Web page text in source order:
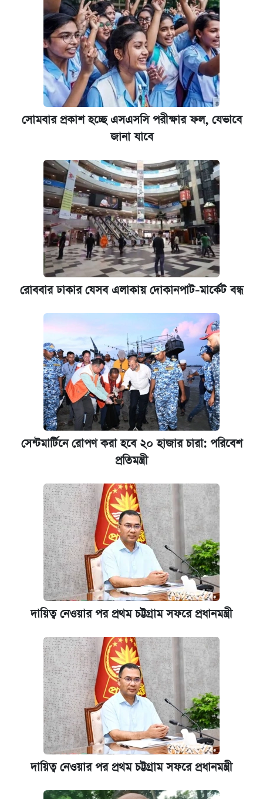
সোমবার প্রকাশ হচ্ছে এসএসসি পরীক্ষার ফল, যেভাবে
জানা যাবে
রোববার ঢাকার যেসব এলাকায় দোকানপাট-মার্কেট বন্ধ
সেন্টমার্টিনে রোপণ করা হবে ২০ হাজার চারা: পরিবেশ
প্রতিমন্ত্রী
দায়িত্ব নেওয়ার পর প্রথম চট্টগ্রাম সফরে প্রধানমন্ত্রী
দায়িত্ব নেওয়ার পর প্রথম চট্টগ্রাম সফরে প্রধানমন্ত্রী